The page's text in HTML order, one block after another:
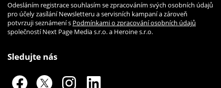
Odesláním registrace souhlasím se zpracováním svých osobních údajů
pro účely zasílání Newsletteru a servisních kampaní a zároveň
potvrzuji seznámení s Podmínkami o zpracování osobních údajů
společností Next Page Media s.r.o. a Heroine s.r.o.
Sledujte nás